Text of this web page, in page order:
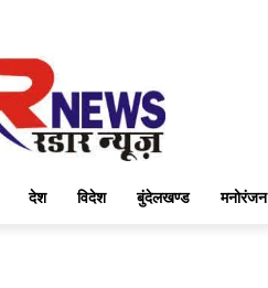
देश विदेश बुंदेलखण्ड मनोरंजन